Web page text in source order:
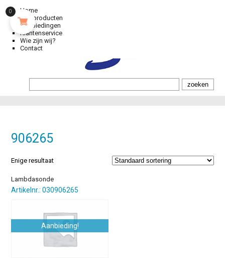
Home
Alle producten
Aanbiedingen
Klantenservice
Wie zijn wij?
Contact
906265
Enige resultaat
Lambdasonde
Artikelnr.: 030906265
Aanbieding!
0